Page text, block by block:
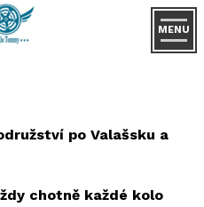
MENU
po Valašsku a
chotně každé kolo